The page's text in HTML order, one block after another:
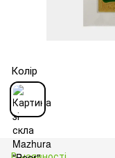
Колір